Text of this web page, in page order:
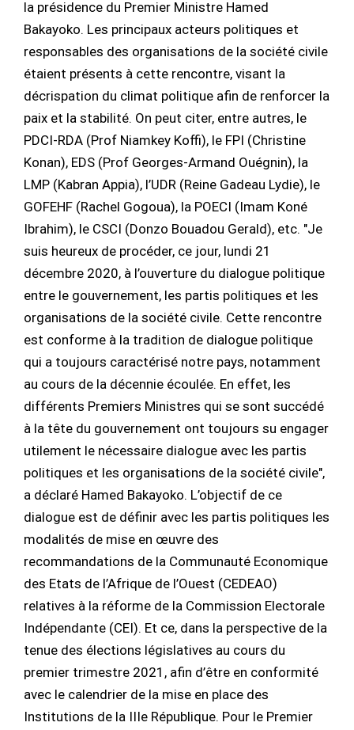
la présidence du Premier Ministre Hamed
Bakayoko. Les principaux acteurs politiques et
responsables des organisations de la société civile
étaient présents à cette rencontre, visant la
décrispation du climat politique afin de renforcer la
paix et la stabilité. On peut citer, entre autres, le
PDCI-RDA (Prof Niamkey Koffi), le FPI (Christine
Konan), EDS (Prof Georges-Armand Ouégnin), la
LMP (Kabran Appia), l’UDR (Reine Gadeau Lydie), le
GOFEHF (Rachel Gogoua), la POECI (Imam Koné
Ibrahim), le CSCI (Donzo Bouadou Gerald), etc. "Je
suis heureux de procéder, ce jour, lundi 21
décembre 2020, à l’ouverture du dialogue politique
entre le gouvernement, les partis politiques et les
organisations de la société civile. Cette rencontre
est conforme à la tradition de dialogue politique
qui a toujours caractérisé notre pays, notamment
au cours de la décennie écoulée. En effet, les
différents Premiers Ministres qui se sont succédé
à la tête du gouvernement ont toujours su engager
utilement le nécessaire dialogue avec les partis
politiques et les organisations de la société civile",
a déclaré Hamed Bakayoko. L’objectif de ce
dialogue est de définir avec les partis politiques les
modalités de mise en œuvre des
recommandations de la Communauté Economique
des Etats de l’Afrique de l’Ouest (CEDEAO)
relatives à la réforme de la Commission Electorale
Indépendante (CEI). Et ce, dans la perspective de la
tenue des élections législatives au cours du
premier trimestre 2021, afin d’être en conformité
avec le calendrier de la mise en place des
Institutions de la IIIe République. Pour le Premier